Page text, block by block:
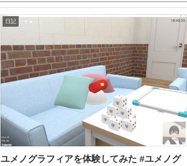
日記
ユメノグラフィアを体験してみた #ユメノグ